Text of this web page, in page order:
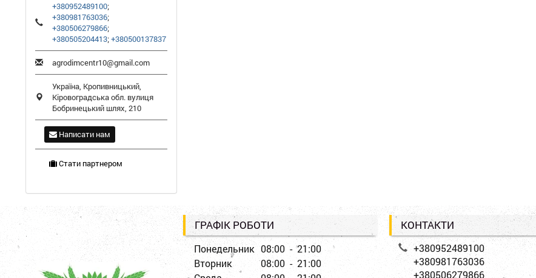
+380952489100;
+380981763036;
+380506279866;
+380505204413;+380500137837
agrodimcentr10@gmail.com
Україна, Кропивницький,
Кіровоградська обл. вулиця
Бобринецький шлях, 210
Написати нам
Стати партнером
ГРАФІК РОБОТИ
Понедельник 08:00 - 21:00
Вторник
08:00 - 21:00
КОНТАКТИ
+380952489100
+380981763036
+380506279866